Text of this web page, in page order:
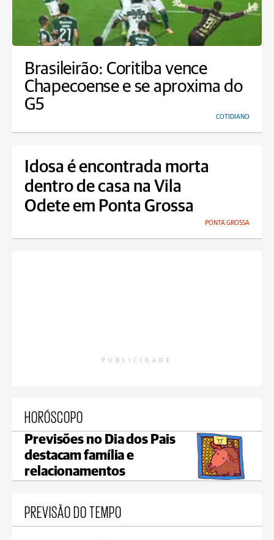
Brasileirão: Coritiba vence
Chapecoense e se aproxima do
G5
COTIDIANO
Idosa é encontrada morta
dentro de casa na Vila
Odete em Ponta Grossa
PONTA GROSSA
PUBLICIDADE
HORÓSCOPO
Previsões no Dia dos Pais
destacam família e
relacionamentos
PREVISÃO DO TEMPO